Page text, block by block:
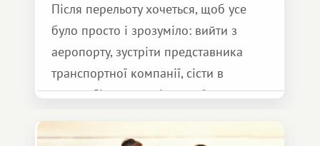
Після перельоту хочеться, щоб усе
було просто і зрозуміло: вийти з
аеропорту, зустріти представника
транспортної компанії, сісти в
автомобіль та спокійно доїхати до